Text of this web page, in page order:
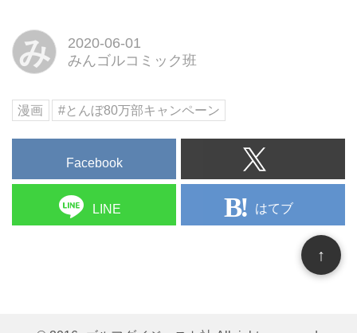
み
2020-06-01
みんゴルコミック班
漫画 #とんぼ80万部キャンペーン
Facebook
LINE はてブ
↑